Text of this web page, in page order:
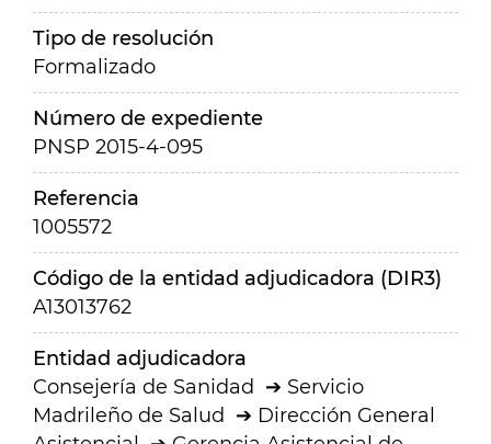
Tipo de resolución
Formalizado
Número de expediente
PNSP 2015-4-095
Referencia
1005572
Código de la entidad adjudicadora (DIR3)
A13013762
Entidad adjudicadora
Consejería de Sanidad
Servicio
Madrileño de Salud
Dirección General